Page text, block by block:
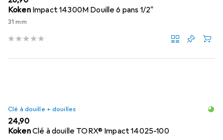
Koken Impact 14300M Douille 6 pans 1/2"
31 mm
Clé à douille + douilles
EUR
24,90
KokenClé à douille TORX® Impact 14025-100